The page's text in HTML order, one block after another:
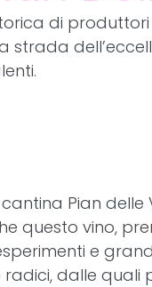
di
strada
Pian
questo vino,
e
dalle